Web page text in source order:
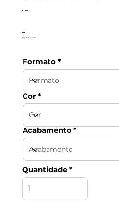
Lorien
Cifre
Preço Sob Consulta
Formato
Cor
Acabamento
Quantidade